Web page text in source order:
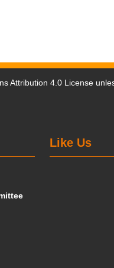
Attribution 4.0 License
Like Us